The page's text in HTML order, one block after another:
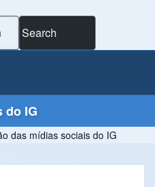
do IG
das mídias sociais do IG